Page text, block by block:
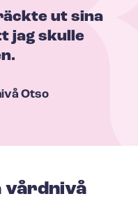
ut sina
jag skulle
Otso
vårdnivå